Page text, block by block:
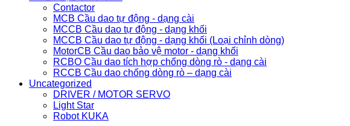
Contactor
MCB Cầu dao tự động - dạng cài
MCCB Cầu dao tự động - dạng khối
MCCB Cầu dao tự động - dạng khối (Loại chỉnh dòng)
MotorCB Cầu dao bảo vệ motor - dạng khối
RCBO Cầu dao tích hợp chống dòng rò - dạng cài
RCCB Cầu dao chống dòng rò – dạng cài
Uncategorized
DRIVER / MOTOR SERVO
Light Star
Robot KUKA